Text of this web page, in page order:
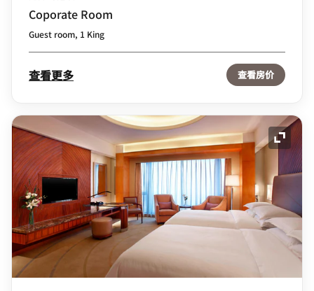
Coporate Room
Guest room, 1 King
查看更多 查看房价
展开